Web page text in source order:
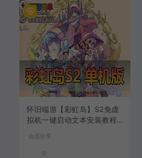
怀旧端游【彩虹岛】S2免虚
拟机一键启动文本安装教程G
会员分享
爱